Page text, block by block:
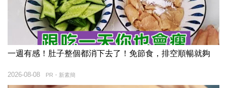
一週有感！肚子整個都消下去了！免節食，排空順暢就夠
PR・新素簡
2026-08-08